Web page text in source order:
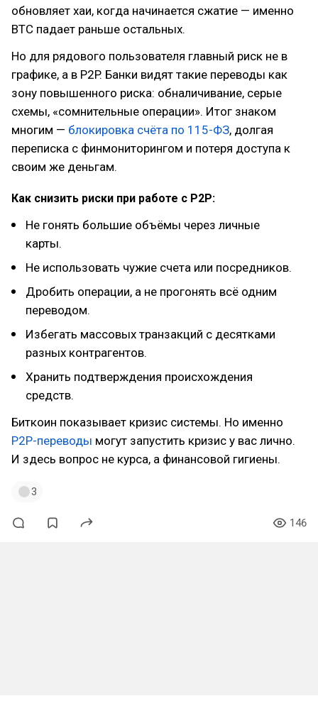
обновляет хаи, когда начинается сжатие — именно
BTC падает раньше остальных.
Но для рядового пользователя главный риск не в
графике, а в P2P. Банки видят такие переводы как
зону повышенного риска: обналичивание, серые
схемы, «сомнительные операции». Итог знаком
многим — блокировка счёта по 115-ФЗ, долгая
переписка с финмониторингом и потеря доступа к
своим же деньгам.
Как снизить риски при работе с P2P:
Не гонять большие объёмы через личные
карты.
Не использовать чужие счета или посредников.
Дробить операции, а не прогонять всё одним
переводом.
Избегать массовых транзакций с десятками
разных контрагентов.
Хранить подтверждения происхождения
средств.
Биткоин показывает кризис системы. Но именно
P2P-переводы могут запустить кризис у вас лично.
И здесь вопрос не курса, а финансовой гигиены.
3
146